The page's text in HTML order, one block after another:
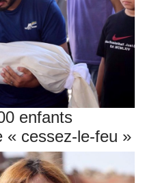
enfants
« cessez-le-feu »